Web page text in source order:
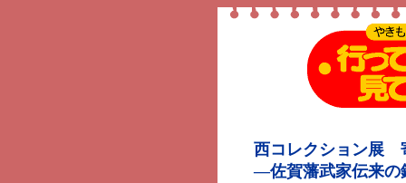
西コレクション展
―佐賀藩武家伝来